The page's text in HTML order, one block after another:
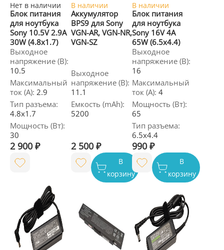
Нет в наличии
Блок питания
для ноутбука
Sony 10.5V 2.9A
30W (4.8x1.7)
Выходное
напряжение (В):
10.5
Максимальный
ток (А): 2.9
Тип разъема:
4.8x1.7
Мощность (Вт):
30
2 900 ₽
В наличии
Аккумулятор
BPS9 для Sony
VGN-AR, VGN-NR,
VGN-SZ
Выходное
напряжение (В):
11.1
Емкость (mAh):
5200
2 500 ₽
В
корзину
В наличии
Блок питания
для ноутбука
Sony 16V 4A
65W (6.5x4.4)
Выходное
напряжение (В):
16
Максимальный
ток (А): 4
Мощность (Вт):
65
Тип разъема:
6.5x4.4
990 ₽
В
корзину